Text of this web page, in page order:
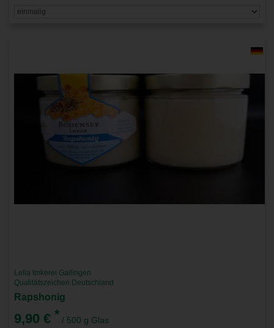
Lella Imkerei Gailingen
Qualitätszeichen Deutschland
Rapshonig
9,90 € * / 500 g Glas